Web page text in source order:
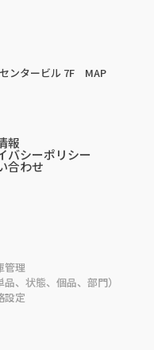
ンタービル 7F
MAP
報
バシーポリシー
合わせ
管理
品、状態、個品、部門）
設定